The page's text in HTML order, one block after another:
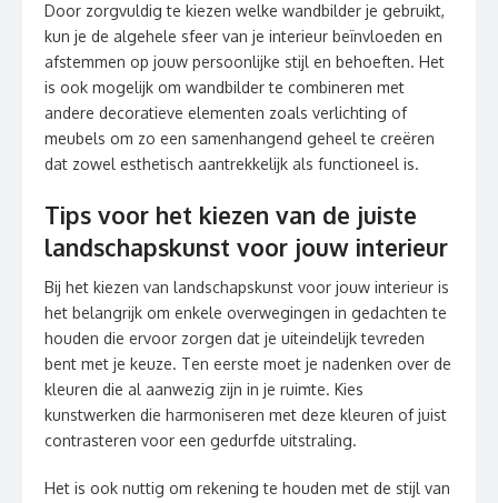
Door zorgvuldig te kiezen welke wandbilder je gebruikt,
kun je de algehele sfeer van je interieur beïnvloeden en
afstemmen op jouw persoonlijke stijl en behoeften. Het
is ook mogelijk om wandbilder te combineren met
andere decoratieve elementen zoals verlichting of
meubels om zo een samenhangend geheel te creëren
dat zowel esthetisch aantrekkelijk als functioneel is.
Tips voor het kiezen van de juiste
landschapskunst voor jouw interieur
Bij het kiezen van landschapskunst voor jouw interieur is
het belangrijk om enkele overwegingen in gedachten te
houden die ervoor zorgen dat je uiteindelijk tevreden
bent met je keuze. Ten eerste moet je nadenken over de
kleuren die al aanwezig zijn in je ruimte. Kies
kunstwerken die harmoniseren met deze kleuren of juist
contrasteren voor een gedurfde uitstraling.
Het is ook nuttig om rekening te houden met de stijl van